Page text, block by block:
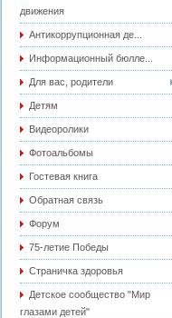
движения
Антикоррупционная де...
Информационный бюлле...
Для вас, родители
Детям
Видеоролики
Фотоальбомы
Гостевая книга
Обратная связь
Форум
75-летие Победы
Страничка здоровья
Детское сообщество "Мир
глазами детей"